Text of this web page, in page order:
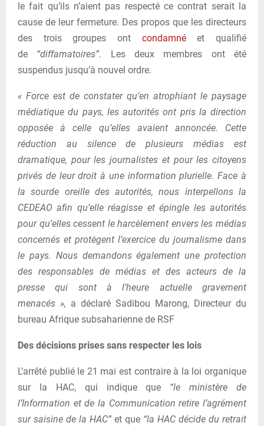
le fait qu’ils n’aient pas respecté ce contrat serait la
cause de leur fermeture. Des propos que les directeurs
des trois groupes ont condamnéet qualifié
de “diffamatoires”. Les deux membres ont été
suspendus jusqu’à nouvel ordre.
« Force est de constater qu’en atrophiant le paysage
médiatique du pays, les autorités ont pris la direction
opposée à celle qu’elles avaient annoncée. Cette
réduction au silence de plusieurs médias est
dramatique, pour les journalistes et pour les citoyens
privés de leur droit à une information plurielle. Face à
la sourde oreille des autorités, nous interpellons la
CEDEAO afin qu’elle réagisse et épingle les autorités
pour qu’elles cessent le harcèlement envers les médias
concernés et protègent l’exercice du journalisme dans
le pays. Nous demandons également une protection
des responsables de médias et des acteurs de la
presse qui sont à l’heure actuelle gravement
menacés », a déclaré Sadibou Marong, Directeur du
bureau Afrique subsaharienne de RSF
Des décisions prises sans respecter les lois
L’arrêté publié le 21 mai est contraire à la loi organique
sur la HAC, qui indique que “le ministère de
l’Information et de la Communication retire l’agrément
sur saisine de la HAC” et que “la HAC décide du retrait